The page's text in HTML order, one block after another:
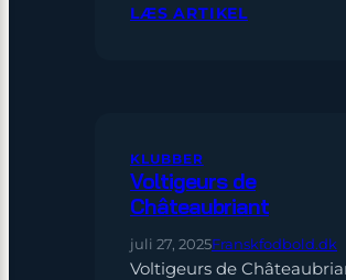
LÆS ARTIKEL
KLUBBER
Voltigeurs de
Châteaubriant
juli 27, 2025Franskfodbold.dk
Voltigeurs de